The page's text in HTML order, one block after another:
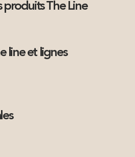
produits The Line
line et lignes